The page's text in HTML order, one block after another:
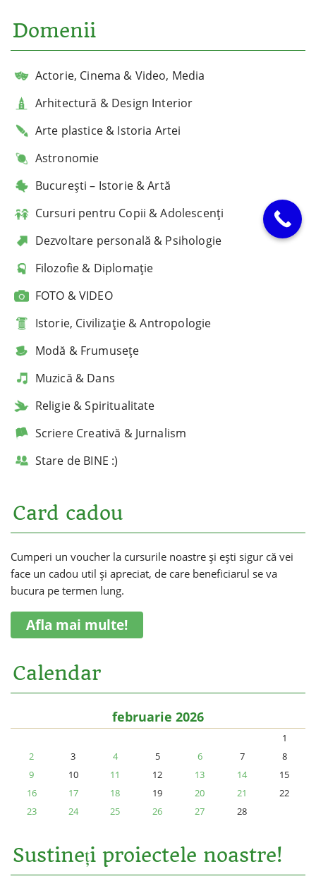
Domenii
Actorie, Cinema & Video, Media
Arhitectură & Design Interior
Arte plastice & Istoria Artei
Astronomie
București – Istorie & Artă
Cursuri pentru Copii & Adolescenți
Dezvoltare personală & Psihologie
Filozofie & Diplomație
FOTO & VIDEO
Istorie, Civilizație & Antropologie
Modă & Frumusețe
Muzică & Dans
Religie & Spiritualitate
Scriere Creativă & Jurnalism
Stare de BINE :)
Card cadou
Cumperi un voucher la cursurile noastre și ești sigur că vei
face un cadou util și apreciat, de care beneficiarul se va
bucura pe termen lung.
Afla mai multe!
Calendar
februarie 2026
1
2
3 4 5 6 7
8
9
10 11 12 13 14
15
16
17 18 19 20 21
22
23
24 25 26 27 28
Sustineți proiectele noastre!